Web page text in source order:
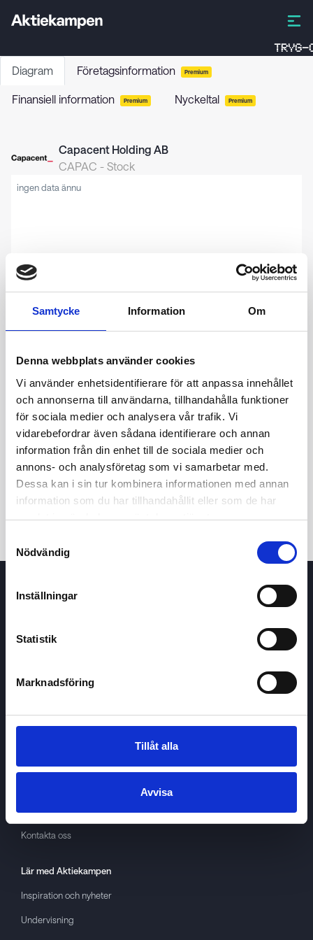
Samtycke Information Om
Denna webbplats använder cookies
Vi använder enhetsidentifierare för att anpassa innehållet
och annonserna till användarna, tillhandahålla funktioner
för sociala medier och analysera vår trafik. Vi
vidarebefordrar även sådana identifierare och annan
information från din enhet till de sociala medier och
annons- och analysföretag som vi samarbetar med.
Dessa kan i sin tur kombinera informationen med annan
information som du har tillhandahållit eller som de har
samlat in när du har använt deras tjänster.
Nödvändig
Inställningar
Statistik
Marknadsföring
Tillåt alla
Avvisa
TRYG-C
Diagram Företagsinformation Premium
Finansiell information Premium Nyckeltal Premium
Capacent Holding AB
CAPAC - Stock
ingen data ännu
24t 7d 1m 3m
Köp / Sälj
Aktiekampen
Kontakta oss
Lär med Aktiekampen
Inspiration och nyheter
Undervisning